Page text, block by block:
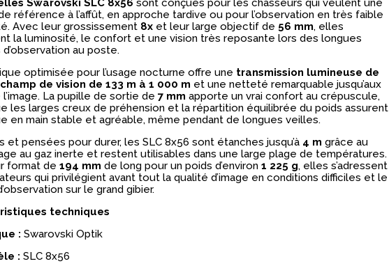
Swarovski SLC 8x56 sont conçues pour les chasseurs qui veulent une
référence à l’affût, en approche tardive ou pour l’observation en très faible
Avec leur grossissement 8xet leur large objectif de 56 mm, elles
la luminosité, le confort et une vision très reposante lors des longues
au poste.
optimisée pour l’usage nocturne offre une transmission lumineuse de
champ de vision de 133 m à 1 000 m et une netteté remarquable jusqu’aux
La pupille de sortie de 7 mm apporte un vrai confort au crépuscule,
les larges creux de préhension et la répartition équilibrée du poids assurent
en main stable et agréable, même pendant de longues veilles.
et pensées pour durer, les SLC 8x56 sont étanches jusqu’à 4 m grâce au
au gaz inerte et restent utilisables dans une large plage de températures.
format de 194 mm de long pour un poids d’environ 1 225 g, elles s’adressent
qui privilégient avant tout la qualité d’image en conditions difficiles et le
sur le grand gibier.
techniques
: Swarovski Optik
: SLC 8x56